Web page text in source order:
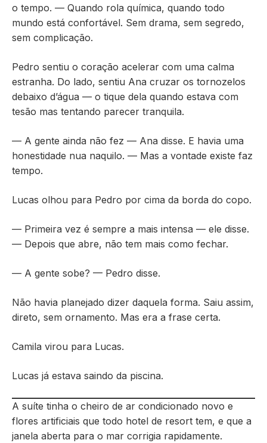
o tempo. — Quando rola química, quando todo
mundo está confortável. Sem drama, sem segredo,
sem complicação.
Pedro sentiu o coração acelerar com uma calma
estranha. Do lado, sentiu Ana cruzar os tornozelos
debaixo d’água — o tique dela quando estava com
tesão mas tentando parecer tranquila.
— A gente ainda não fez — Ana disse. E havia uma
honestidade nua naquilo. — Mas a vontade existe faz
tempo.
Lucas olhou para Pedro por cima da borda do copo.
— Primeira vez é sempre a mais intensa — ele disse.
— Depois que abre, não tem mais como fechar.
— A gente sobe? — Pedro disse.
Não havia planejado dizer daquela forma. Saiu assim,
direto, sem ornamento. Mas era a frase certa.
Camila virou para Lucas.
Lucas já estava saindo da piscina.
A suíte tinha o cheiro de ar condicionado novo e
flores artificiais que todo hotel de resort tem, e que a
janela aberta para o mar corrigia rapidamente.